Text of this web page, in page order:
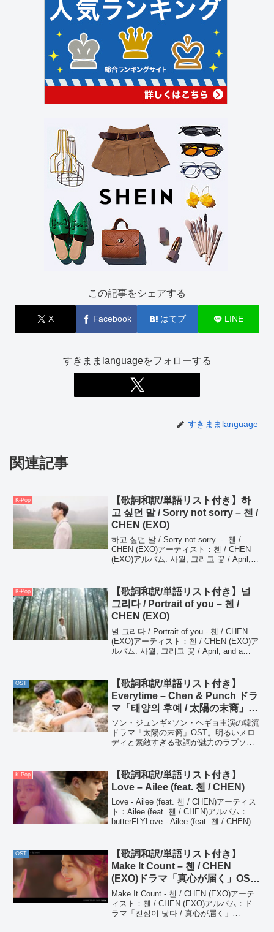
この記事をシェアする
X Facebook はてブ LINE
すきままlanguageをフォローする
すきままlanguage
関連記事
K-Pop
【歌詞和訳/単語リスト付き】하
고 싶던 말 / Sorry not sorry – 첸 /
CHEN (EXO)
하고 싶던 말 / Sorry not sorry - 첸 /
CHEN (EXO)アーティスト：첸 / CHEN
(EXO)アルバム: 사월, 그리고 꽃 / April,
K-Pop
【歌詞和訳/単語リスト付き】널
그리다 / Portrait of you – 첸 /
CHEN (EXO)
널 그리다 / Portrait of you - 첸 / CHEN
(EXO)アーティスト：첸 / CHEN (EXO)ア
ルバム: 사월, 그리고 꽃 / April, and a
OST
【歌詞和訳/単語リスト付き】
Everytime – Chen & Punch ドラ
マ「태양의 후예 / 太陽の末裔」
OST Part. 2
ソン・ジュンギ×ソン・ヘギョ主演の韓流
ドラマ「太陽の末裔」OST。明るいメロ
ディと素敵すぎる歌詞が魅力のラブソン
K-Pop
【歌詞和訳/単語リスト付き】
Love – Ailee (feat. 첸 / CHEN)
Love - Ailee (feat. 첸 / CHEN)アーティス
ト：Ailee (feat. 첸 / CHEN)アルバム：
butterFLYLove - Ailee (feat. 첸 / CHEN)난
OST
【歌詞和訳/単語リスト付き】
Make It Count – 첸 / CHEN
(EXO)ドラマ「真心が届く」OST
Pt. 1
Make It Count - 첸 / CHEN (EXO)アーテ
ィスト：첸 / CHEN (EXO)アルバム：ド
ラマ「진심이 닿다 / 真心が届く」